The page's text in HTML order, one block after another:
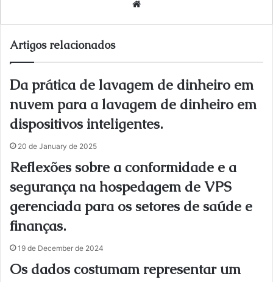
Artigos relacionados
Da prática de lavagem de dinheiro em
nuvem para a lavagem de dinheiro em
dispositivos inteligentes.
20 de January de 2025
Reflexões sobre a conformidade e a
segurança na hospedagem de VPS
gerenciada para os setores de saúde e
finanças.
19 de December de 2024
Os dados costumam representar um